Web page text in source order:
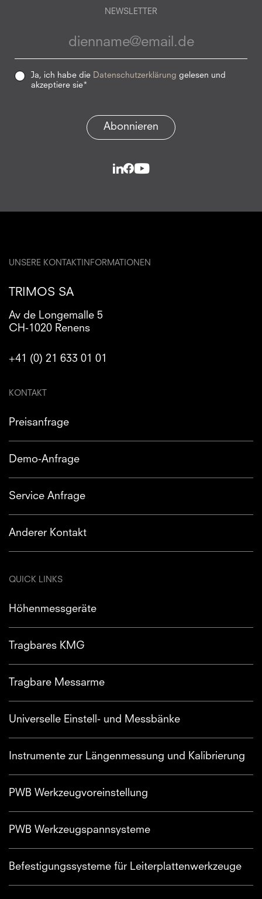
NEWSLETTER
Ja, ich habe die Datenschutzerklärung gelesen und
akzeptiere sie*
Abonnieren
UNSERE KONTAKTINFORMATIONEN
TRIMOS SA
Av de Longemalle 5
CH-1020 Renens
+41 (0) 21 633 01 01
KONTAKT
Preisanfrage
Demo-Anfrage
Service Anfrage
Anderer Kontakt
QUICK LINKS
Höhenmessgeräte
Tragbares KMG
Tragbare Messarme
Universelle Einstell- und Messbänke
Instrumente zur Längenmessung und Kalibrierung
PWB Werkzeugvoreinstellung
PWB Werkzeugspannsysteme
Befestigungssysteme für Leiterplattenwerkzeuge